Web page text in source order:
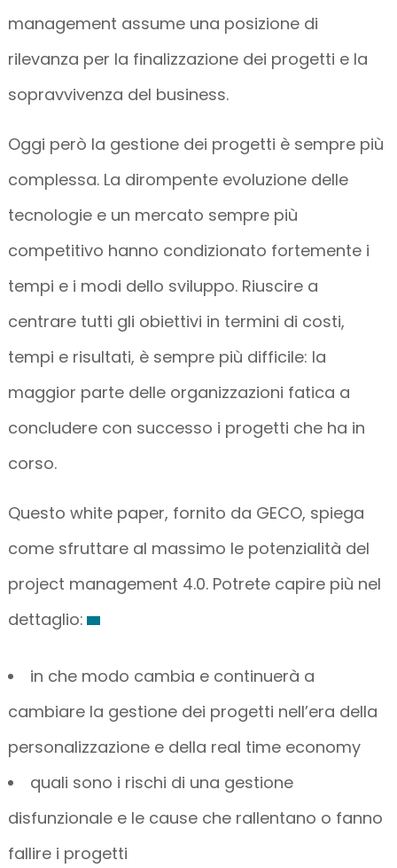
management assume una posizione di
rilevanza per la finalizzazione dei progetti e la
sopravvivenza del business.
Oggi però la gestione dei progetti è sempre più
complessa. La dirompente evoluzione delle
tecnologie e un mercato sempre più
competitivo hanno condizionato fortemente i
tempi e i modi dello sviluppo. Riuscire a
centrare tutti gli obiettivi in termini di costi,
tempi e risultati, è sempre più difficile: la
maggior parte delle organizzazioni fatica a
concludere con successo i progetti che ha in
corso.
Questo white paper, fornito da GECO, spiega
come sfruttare al massimo le potenzialità del
project management 4.0. Potrete capire più nel
dettaglio:
in che modo cambia e continuerà a
cambiare la gestione dei progetti nell’era della
personalizzazione e della real time economy
quali sono i rischi di una gestione
disfunzionale e le cause che rallentano o fanno
fallire i progetti